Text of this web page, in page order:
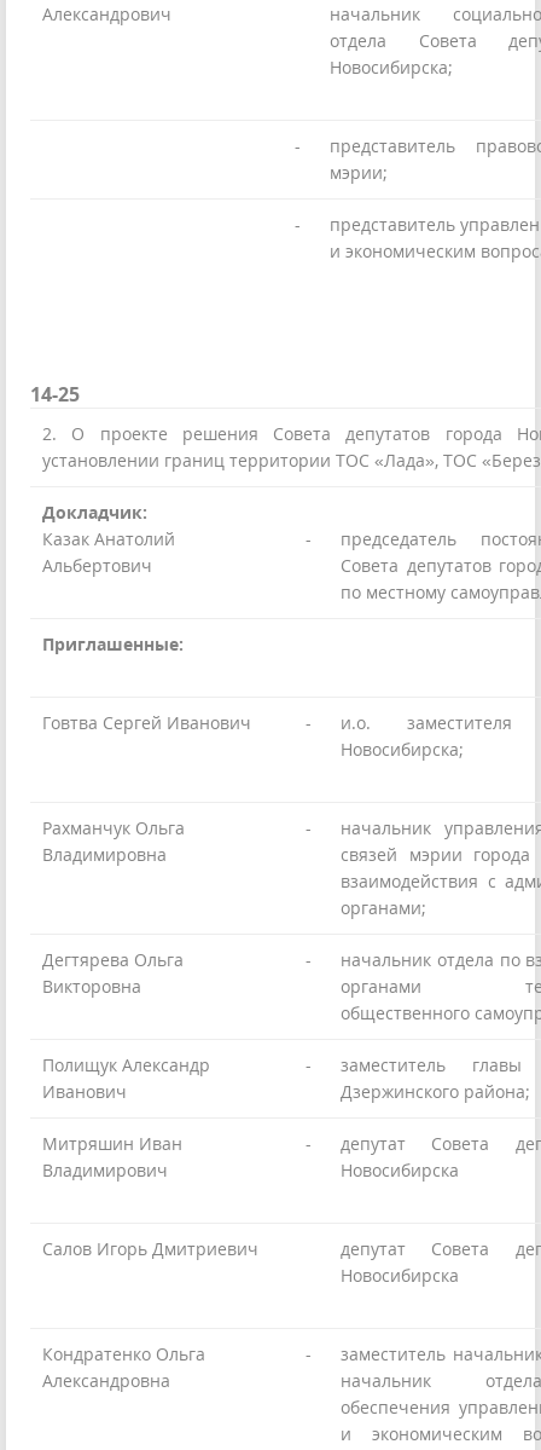
Александрович
начальник социально-
отдела Совета
Новосибирска;
-
представитель
мэрии;
-
представитель
и экономическим
14-25
2. О проекте решения Совета депутатов города
установлении границ территории ТОС «Лада», ТОС
Докладчик:
Казак Анатолий
Альбертович
-
председатель
Совета депутатов
по местному
Приглашенные:
Говтва Сергей Иванович -
и.о.
Новосибирска;
Рахманчук Ольга
Владимировна
-
начальник
связей мэрии города
взаимодействия с
органами;
Дегтярева Ольга
Викторовна
-
начальник отдела по
органами
общественного
Полищук Александр
Иванович
-
заместитель главы
Дзержинского района;
Митряшин Иван
Владимирович
-
депутат Совета
Новосибирска
Салов Игорь Дмитриевич
депутат Совета
Новосибирска
Кондратенко Ольга
Александровна
-
заместитель
начальник
обеспечения
и экономическим